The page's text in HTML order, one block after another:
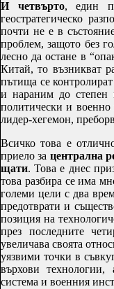
И четвърто, един
геостратегическо
почти не е в
проблем, защото без
лесно да остане в
Китай, то възникват
пътища се
и нараним до степен
политически и военно
лидер-хегемон,
Всичко това е
приело за централна
щати. Това е днес
това разбира се има
големи цели с два
предотврати и
позиция на
през последните
увеличава своята
уязвими точки в
върхови технологии,
система и военния